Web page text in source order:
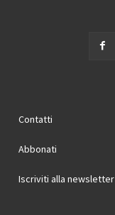
Contatti
Abbonati
Iscriviti alla newsletter